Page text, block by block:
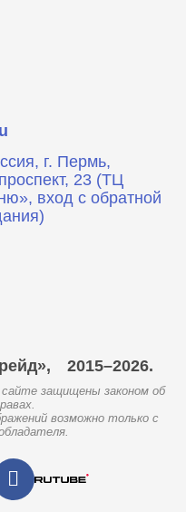
г. Пермь,
23 (ТЦ
вход с обратной
2015–2026.
защищены законом об
возможно только с